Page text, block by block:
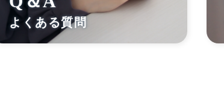
よくある質問